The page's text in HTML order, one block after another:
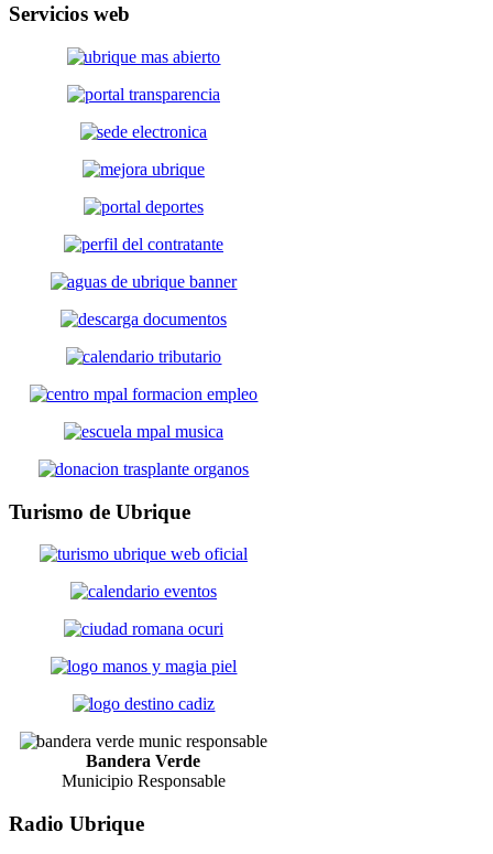
Servicios web
Turismo de Ubrique
Bandera Verde
Municipio Responsable
Radio Ubrique